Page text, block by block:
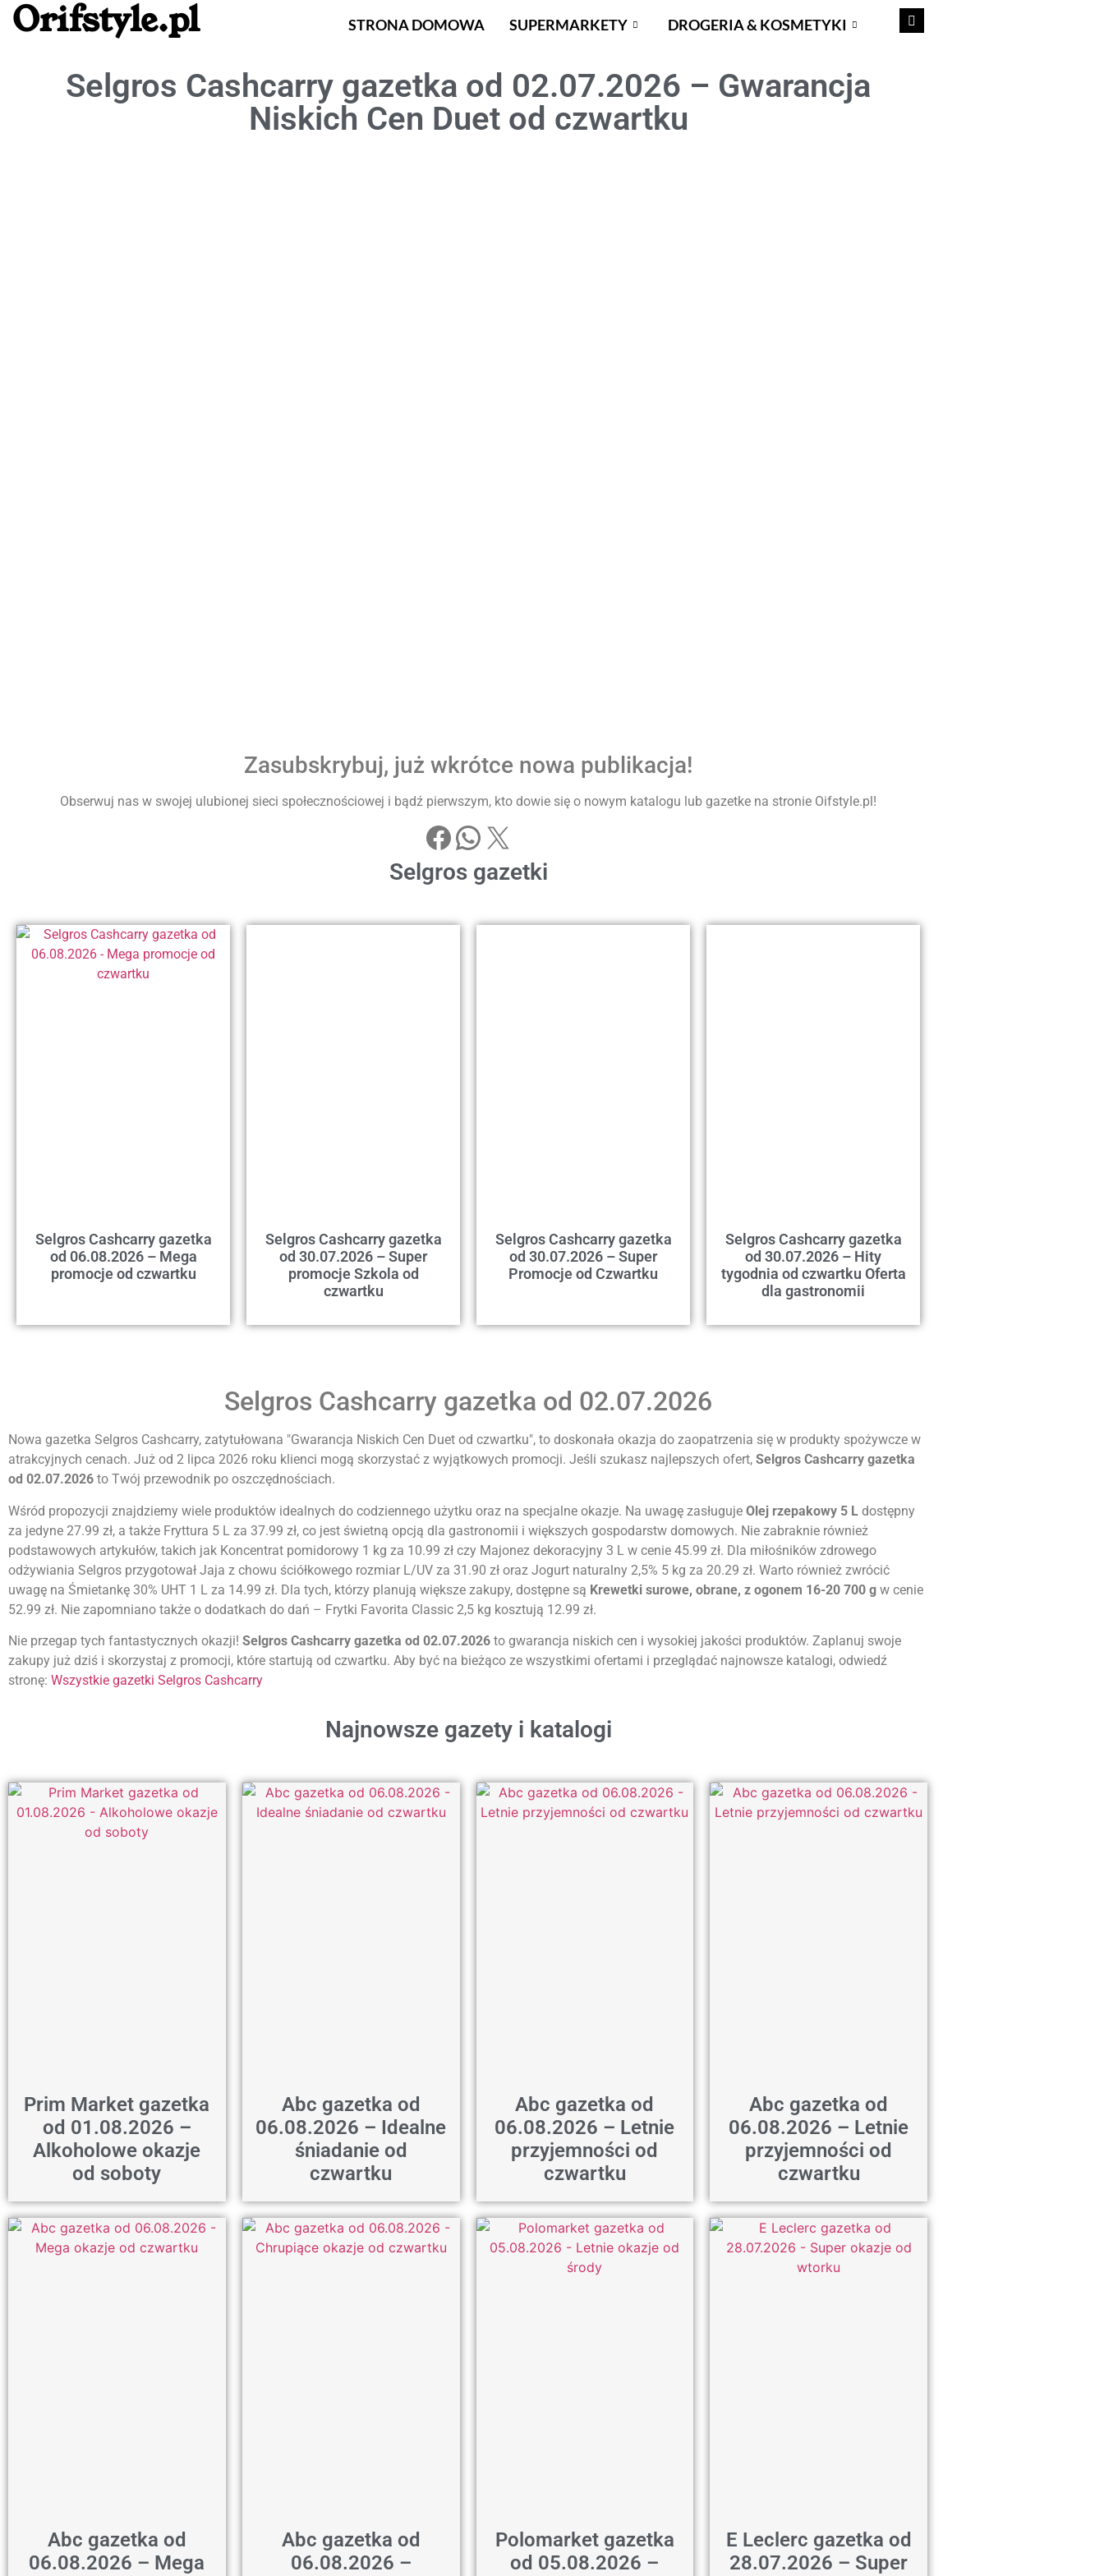
Orifstyle.pl STRONA DOMOWA SUPERMARKETY DROGERIA & KOSMETYKI
Selgros Cashcarry gazetka od 02.07.2026 – Gwarancja
Niskich Cen Duet od czwartku
Zasubskrybuj, już wkrótce nowa publikacja!
Obserwuj nas w swojej ulubionej sieci społecznościowej i bądź pierwszym, kto dowie się o nowym katalogu lub gazetke na stronie Oifstyle.pl!
Selgros gazetki
Selgros Cashcarry gazetka
od 06.08.2026 – Mega
promocje od czwartku
Selgros Cashcarry gazetka
od 30.07.2026 – Super
promocje Szkola od
czwartku
Selgros Cashcarry gazetka
od 30.07.2026 – Super
Promocje od Czwartku
Selgros Cashcarry gazetka
od 30.07.2026 – Hity
tygodnia od czwartku Oferta
dla gastronomii
Selgros Cashcarry gazetka od 02.07.2026
Nowa gazetka Selgros Cashcarry, zatytułowana "Gwarancja Niskich Cen Duet od czwartku", to doskonała okazja do zaopatrzenia się w produkty spożywcze w
atrakcyjnych cenach. Już od 2 lipca 2026 roku klienci mogą skorzystać z wyjątkowych promocji. Jeśli szukasz najlepszych ofert, Selgros Cashcarry gazetka
od 02.07.2026 to Twój przewodnik po oszczędnościach.
Wśród propozycji znajdziemy wiele produktów idealnych do codziennego użytku oraz na specjalne okazje. Na uwagę zasługuje Olej rzepakowy 5 L dostępny
za jedyne 27.99 zł, a także Fryttura 5 L za 37.99 zł, co jest świetną opcją dla gastronomii i większych gospodarstw domowych. Nie zabraknie również
podstawowych artykułów, takich jak Koncentrat pomidorowy 1 kg za 10.99 zł czy Majonez dekoracyjny 3 L w cenie 45.99 zł. Dla miłośników zdrowego
odżywiania Selgros przygotował Jaja z chowu ściółkowego rozmiar L/UV za 31.90 zł oraz Jogurt naturalny 2,5% 5 kg za 20.29 zł. Warto również zwrócić
uwagę na Śmietankę 30% UHT 1 L za 14.99 zł. Dla tych, którzy planują większe zakupy, dostępne są Krewetki surowe, obrane, z ogonem 16-20 700 g w cenie
52.99 zł. Nie zapomniano także o dodatkach do dań – Frytki Favorita Classic 2,5 kg kosztują 12.99 zł.
Nie przegap tych fantastycznych okazji! Selgros Cashcarry gazetka od 02.07.2026 to gwarancja niskich cen i wysokiej jakości produktów. Zaplanuj swoje
zakupy już dziś i skorzystaj z promocji, które startują od czwartku. Aby być na bieżąco ze wszystkimi ofertami i przeglądać najnowsze katalogi, odwiedź
stronę: Wszystkie gazetki Selgros Cashcarry
Najnowsze gazety i katalogi
Prim Market gazetka
od 01.08.2026 –
Alkoholowe okazje
od soboty
Abc gazetka od
06.08.2026 – Idealne
śniadanie od
czwartku
Abc gazetka od
06.08.2026 – Letnie
przyjemności od
czwartku
Abc gazetka od
06.08.2026 – Letnie
przyjemności od
czwartku
Abc gazetka od
06.08.2026 – Mega
Abc gazetka od
06.08.2026 –
Polomarket gazetka
od 05.08.2026 –
E Leclerc gazetka od
28.07.2026 – Super